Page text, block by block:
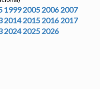
1999 2005 2006 2007
2014 2015 2016 2017
2024 2025 2026